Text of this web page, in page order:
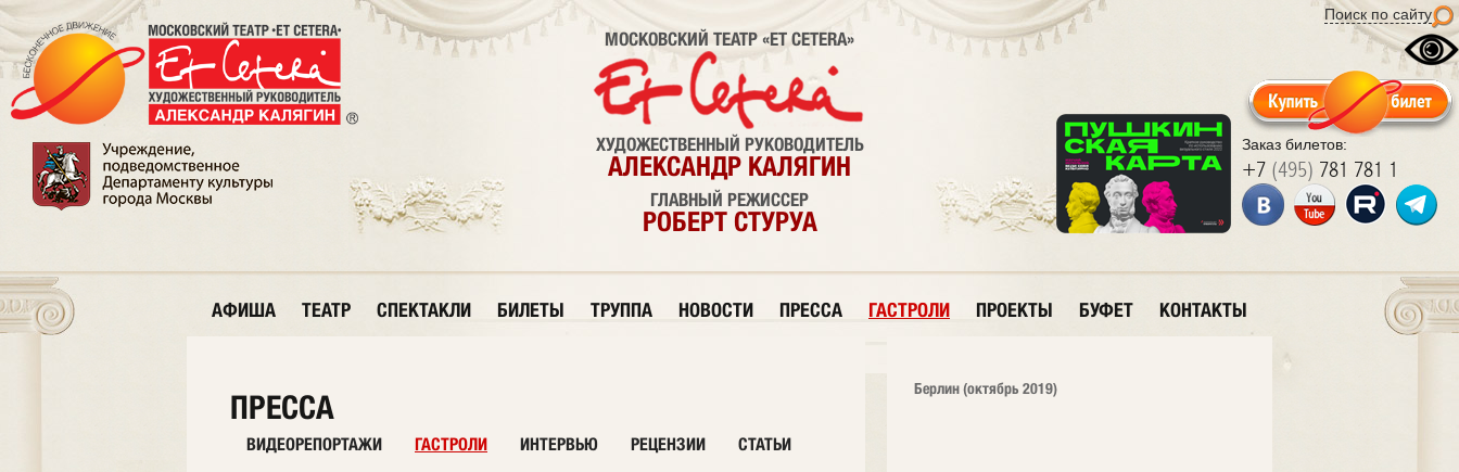
Поиск по сайту
Заказ билетов:
+7 (495) 781 781 1
МОСКОВСКИЙ ТЕАТР «ET CETERA»
ХУДОЖЕСТВЕННЫЙ РУКОВОДИТЕЛЬ
АЛЕКСАНДР КАЛЯГИН
ГЛАВНЫЙ РЕЖИССЕР
РОБЕРТ СТУРУА
АФИША ТЕАТР СПЕКТАКЛИ БИЛЕТЫ ТРУППА НОВОСТИ ПРЕССА ГАСТРОЛИ ПРОЕКТЫ БУФЕТ КОНТАКТЫ
Берлин (октябрь 2019)
ПРЕССА
ВИДЕОРЕПОРТАЖИ ГАСТРОЛИ ИНТЕРВЬЮ РЕЦЕНЗИИ СТАТЬИ